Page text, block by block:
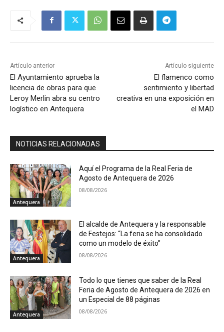
Artículo anterior
El Ayuntamiento aprueba la
licencia de obras para que
Leroy Merlin abra su centro
logístico en Antequera
Artículo siguiente
El flamenco como
sentimiento y libertad
creativa en una exposición en
el MAD
NOTICIAS RELACIONADAS
Antequera
Aquí el Programa de la Real Feria de
Agosto de Antequera de 2026
08/08/2026
Antequera
El alcalde de Antequera y la responsable
de Festejos: “La feria se ha consolidado
como un modelo de éxito”
08/08/2026
Antequera
Todo lo que tienes que saber de la Real
Feria de Agosto de Antequera de 2026 en
un Especial de 88 páginas
08/08/2026